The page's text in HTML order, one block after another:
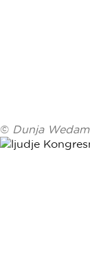
© Dunja Wedam